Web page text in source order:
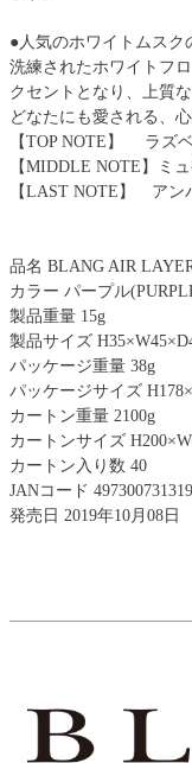
●人気のホワイトムスク
洗練されたホワイトフ
クセントとなり、上質
どなたにも愛される、
【TOP NOTE】 ラズ
【MIDDLE NOTE】ミ
【LAST NOTE】 アン
品名 BLANG AIR
カラー パープル
製品重量 15g
製品サイズ
パッケージ重量 38g
パッケージサイズ
カートン重量 2100g
カートンサイズ
カートン入り数 40
JANコード
発売日 2019年10月08日